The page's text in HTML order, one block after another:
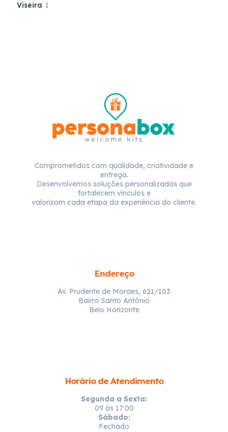
Viseira 1
Comprometidos com qualidade, criatividade e
entrega.
Desenvolvemos soluções personalizadas que
fortalecem vínculos e
valorizam cada etapa da experiência do cliente.
Endereço
Av. Prudente de Moraes, 621/103
Bairro Santo Antônio
Belo Horizonte
Horário de Atendimento
Segunda a Sexta:
09 ás 17:00
Sábado:
Fechado